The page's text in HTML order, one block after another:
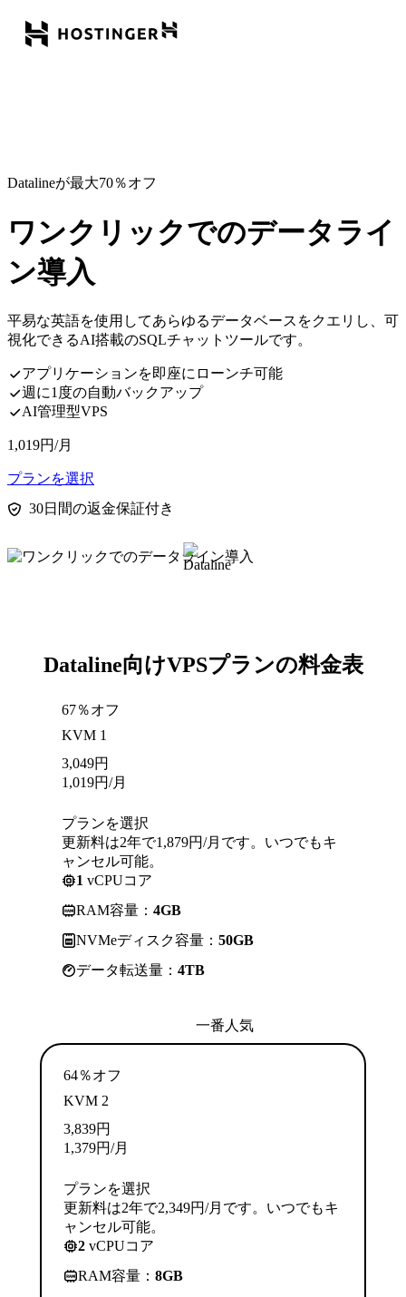
Datalineが最大70％オフ
ワンクリックでのデータライ
ン導入
平易な英語を使用してあらゆるデータベースをクエリし、可
視化できるAI搭載のSQLチャットツールです。
アプリケーションを即座にローンチ可能
週に1度の自動バックアップ
AI管理型VPS
1,019円/月
プランを選択
30日間の返金保証付き
Dataline向けVPSプランの料金表
67％オフ
KVM 1
3,049円
1,019円/月
プランを選択
更新料は2年で1,879円/月です。いつでもキ
ャンセル可能。
1 vCPUコア
RAM容量： 4GB
NVMeディスク容量： 50GB
データ転送量： 4TB
一番人気
64％オフ
KVM 2
3,839円
1,379円/月
プランを選択
更新料は2年で2,349円/月です。いつでもキ
ャンセル可能。
2 vCPUコア
RAM容量： 8GB